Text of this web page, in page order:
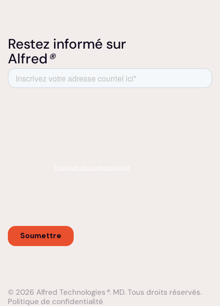
Restez informé sur
Alfred®
© 2026 Alfred Technologies®. MD. Tous droits réservés.
Politique de confidentialité